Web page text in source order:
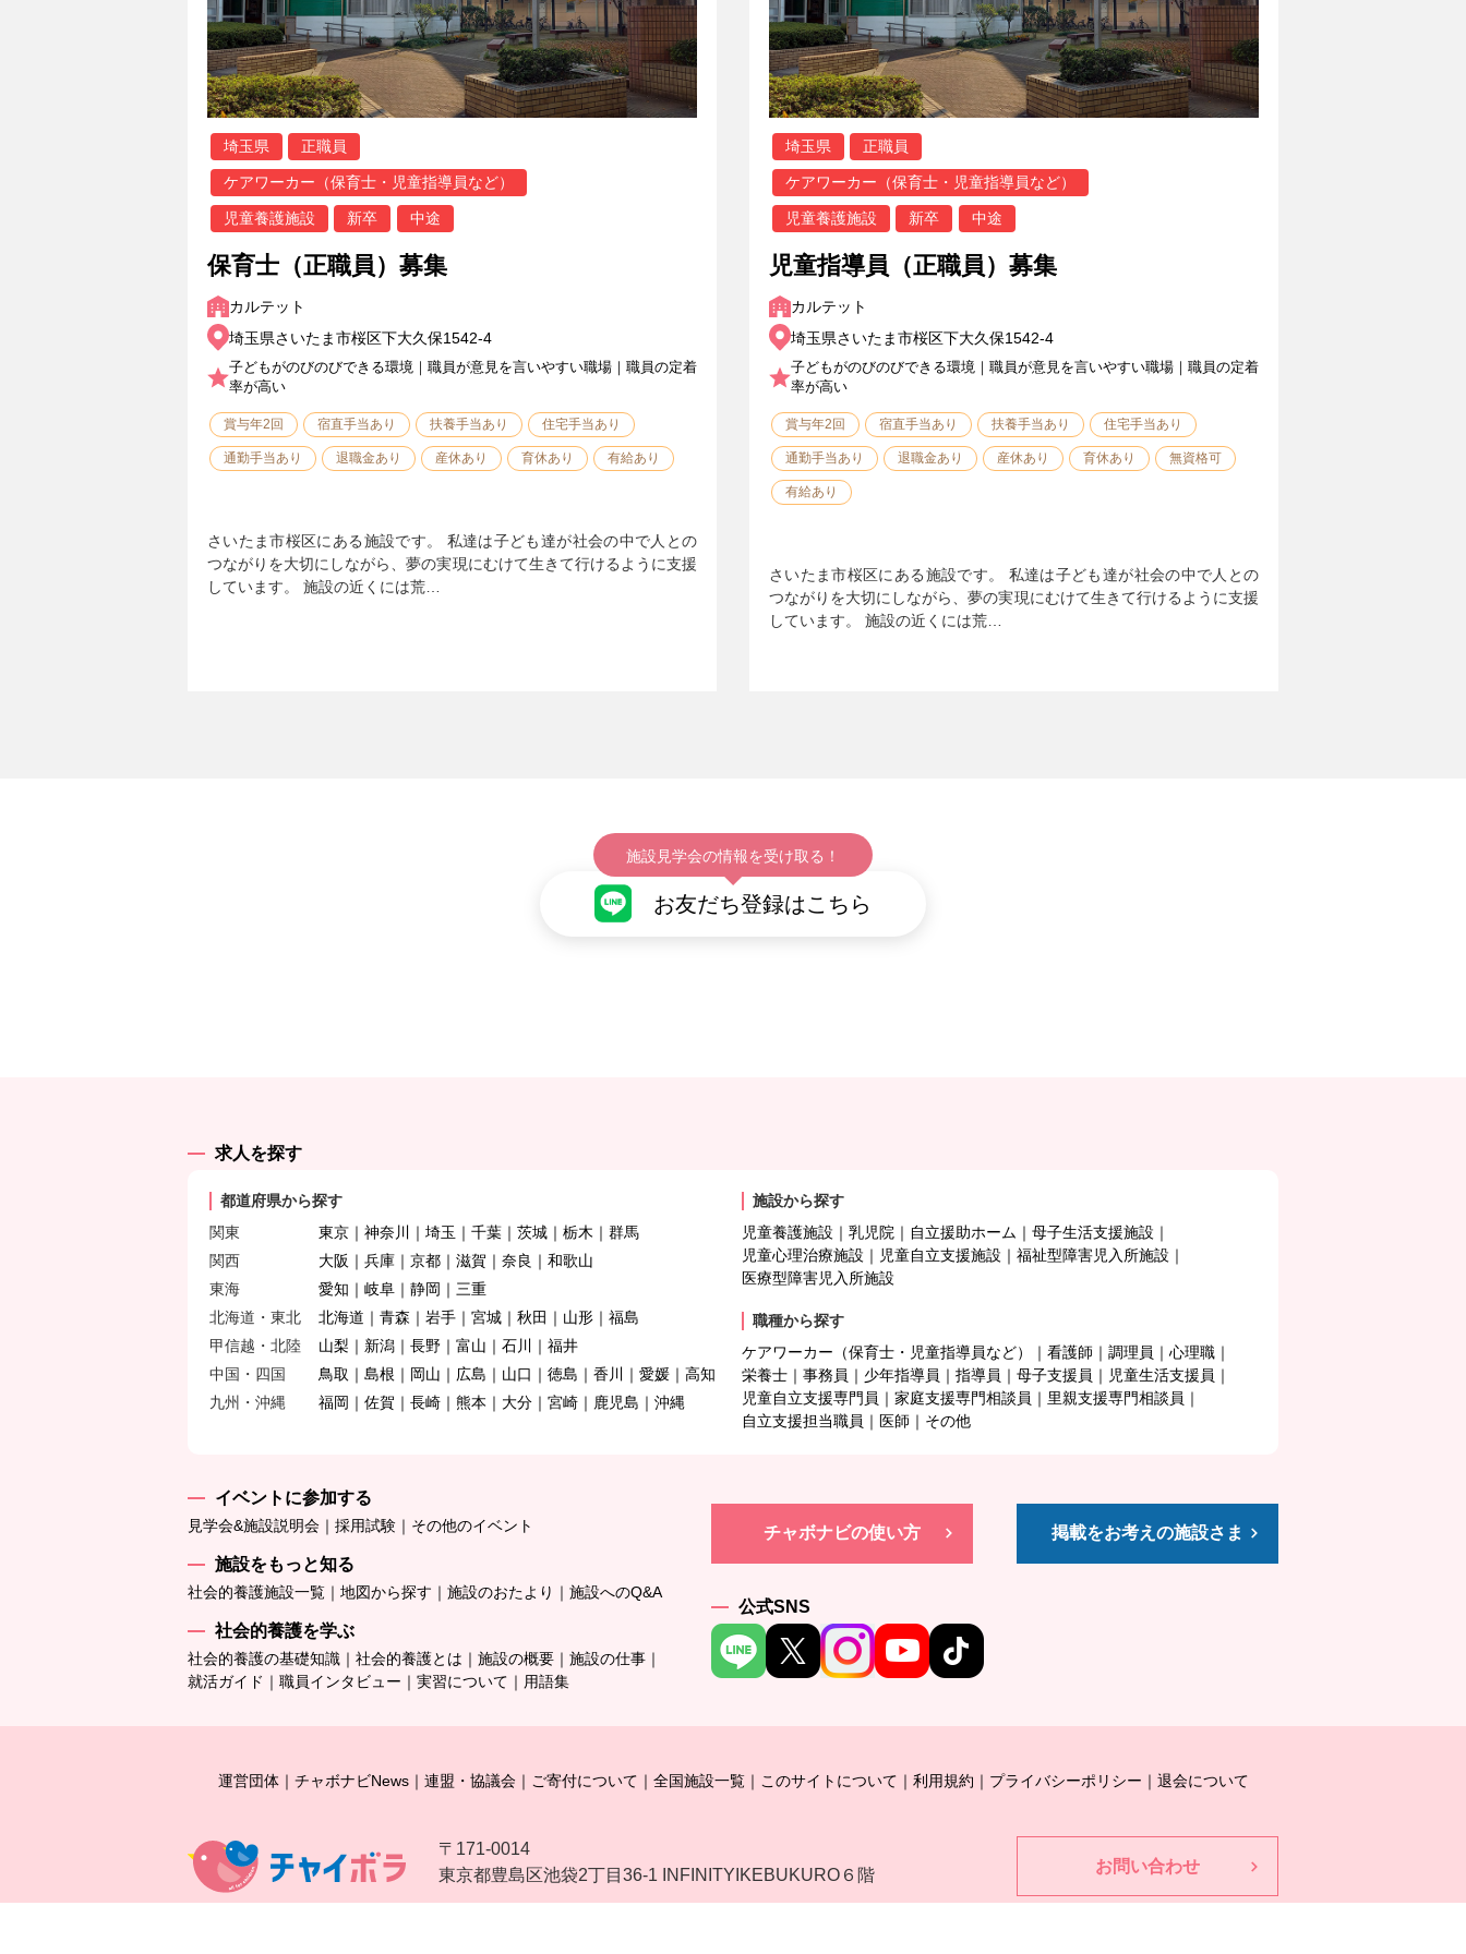
埼玉県 正職員
ケアワーカー（保育士・児童指導員など）
児童養護施設 新卒 中途
保育士（正職員）募集
カルテット
埼玉県さいたま市桜区下大久保1542-4
子どもがのびのびできる環境｜職員が意見を言いやすい職場｜職員の定着
率が高い
賞与年2回 宿直手当あり 扶養手当あり 住宅手当あり
通勤手当あり 退職金あり 産休あり 育休あり 有給あり
さいたま市桜区にある施設です。 私達は子ども達が社会の中で人との
つながりを大切にしながら、夢の実現にむけて生きて行けるように支援
しています。 施設の近くには荒…
埼玉県 正職員
ケアワーカー（保育士・児童指導員など）
児童養護施設 新卒 中途
児童指導員（正職員）募集
カルテット
埼玉県さいたま市桜区下大久保1542-4
子どもがのびのびできる環境｜職員が意見を言いやすい職場｜職員の定着
率が高い
賞与年2回 宿直手当あり 扶養手当あり 住宅手当あり
通勤手当あり 退職金あり 産休あり 育休あり 無資格可
有給あり
さいたま市桜区にある施設です。 私達は子ども達が社会の中で人との
つながりを大切にしながら、夢の実現にむけて生きて行けるように支援
しています。 施設の近くには荒…
施設見学会の情報を受け取る！
お友だち登録はこちら
求人を探す
都道府県から探す
関東
東京 神奈川 埼玉 千葉 茨城 栃木
群馬
関西
大阪 兵庫 京都 滋賀 奈良
和歌山
東海
愛知 岐阜 静岡
三重
北海道・東北
北海道 青森 岩手 宮城 秋田 山形
福島
甲信越・北陸
山梨 新潟 長野 富山 石川
福井
中国・四国
鳥取 島根 岡山 広島 山口 徳島 香川 愛媛
高知
九州・沖縄
福岡 佐賀 長崎 熊本 大分 宮崎 鹿児島 沖縄
施設から探す
児童養護施設
乳児院 自立援助ホーム
母子生活支援施設
児童心理治療施設
児童自立支援施設
福祉型障害児入所施設
医療型障害児入所施設
職種から探す
ケアワーカー（保育士・児童指導員など）
看護師 調理員
心理職
栄養士
事務員 少年指導員 指導員 母子支援員
児童生活支援員
児童自立支援専門員
家庭支援専門相談員
里親支援専門相談員
自立支援担当職員
医師 その他
イベントに参加する
見学会&施設説明会 採用試験 その他のイベント
施設をもっと知る
社会的養護施設一覧 地図から探す 施設のおたより 施設へのQ&A
社会的養護を学ぶ
社会的養護の基礎知識 社会的養護とは 施設の概要
施設の仕事
就活ガイド
職員インタビュー 実習について 用語集
チャボナビの使い方 掲載をお考えの施設さま
公式SNS
運営団体 チャボナビNews 連盟・協議会 ご寄付について 全国施設一覧 このサイトについて 利用規約 プライバシーポリシー 退会について
お問い合わせ
〒171-0014
東京都豊島区池袋2丁目36-1 INFINITYIKEBUKURO６階